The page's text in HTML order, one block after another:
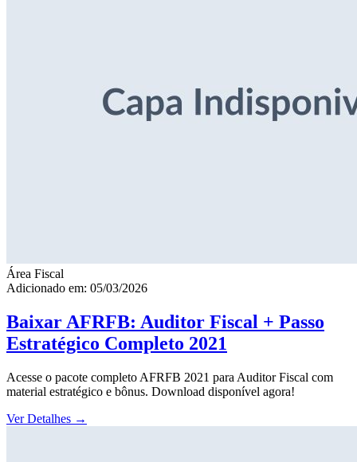
Área Fiscal
Adicionado em: 05/03/2026
Baixar AFRFB: Auditor Fiscal + Passo
Estratégico Completo 2021
Acesse o pacote completo AFRFB 2021 para Auditor Fiscal com
material estratégico e bônus. Download disponível agora!
Ver Detalhes →